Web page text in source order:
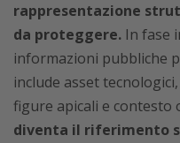
rappresentazione
da proteggere. In fase
informazioni pubbliche
include asset
figure apicali e contesto
diventa il riferimento